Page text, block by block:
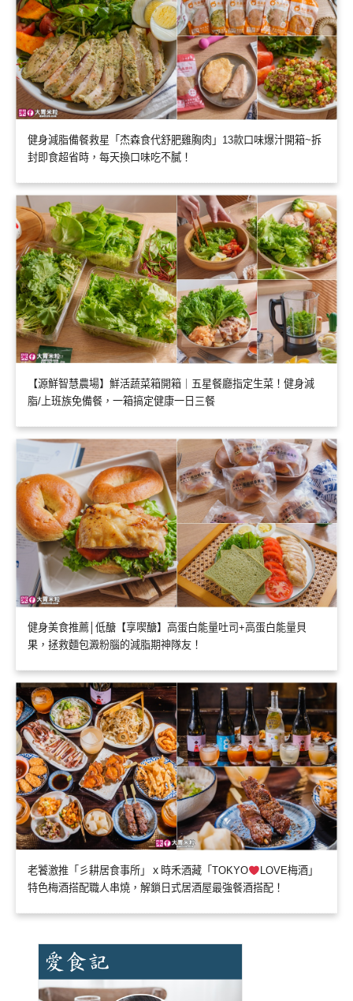
健身減脂備餐救星「杰森食代舒肥雞胸肉」13款口味爆汁開箱~拆
封即食超省時，每天換口味吃不膩！
【源鮮智慧農場】鮮活蔬菜箱開箱｜五星餐廳指定生菜！健身減
脂/上班族免備餐，一箱搞定健康一日三餐
健身美食推薦│低醣【享喫醣】高蛋白能量吐司+高蛋白能量貝
果，拯救麵包澱粉腦的減脂期神隊友！
老饕激推「彡耕居食事所」ｘ時禾酒藏「TOKYO
LOVE梅酒」
特色梅酒搭配職人串燒，解鎖日式居酒屋最強餐酒搭配！